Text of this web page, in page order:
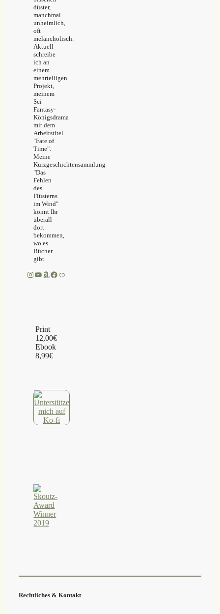
düster,
manchmal
unheimlich,
oft
melancholisch.
Aktuell
schreibe
ich an
einem
mehrteiligen
Projekt,
meinem
Sci-
Fantasy-
Königsdrama
mit dem
Arbeitstitel
"Fate of
Time".
Meine
Kurzgeschichtensammlung
"Das
Fehlen
des
Flüsterns
im Wind"
könnt Ihr
überall
dort
bekommen,
wo es
Bücher
gibt.
Instagram
YouTube
Amazon
Facebook
Link
Print
12,00€
Ebook
8,99€
Rechtliches & Kontakt